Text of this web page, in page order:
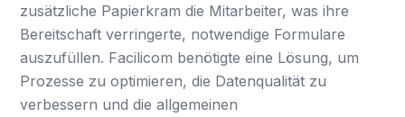
zusätzliche Papierkram die Mitarbeiter, was ihre
Bereitschaft verringerte, notwendige Formulare
auszufüllen. Facilicom benötigte eine Lösung, um
Prozesse zu optimieren, die Datenqualität zu
verbessern und die allgemeinen